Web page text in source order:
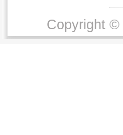
Copyright ©